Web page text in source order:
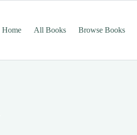
Home
All Books Browse Books